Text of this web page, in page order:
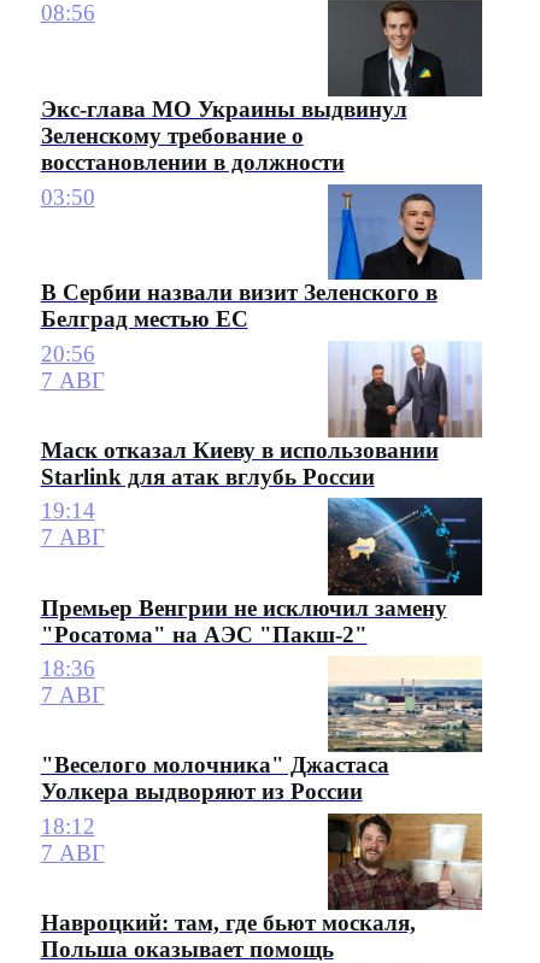
08:56
Экс-глава МО Украины выдвинул
Зеленскому требование о
восстановлении в должности
03:50
В Сербии назвали визит Зеленского в
Белград местью ЕС
20:56
7 АВГ
Маск отказал Киеву в использовании
Starlink для атак вглубь России
19:14
7 АВГ
Премьер Венгрии не исключил замену
"Росатома" на АЭС "Пакш-2"
18:36
7 АВГ
"Веселого молочника" Джастаса
Уолкера выдворяют из России
18:12
7 АВГ
Навроцкий: там, где бьют москаля,
Польша оказывает помощь